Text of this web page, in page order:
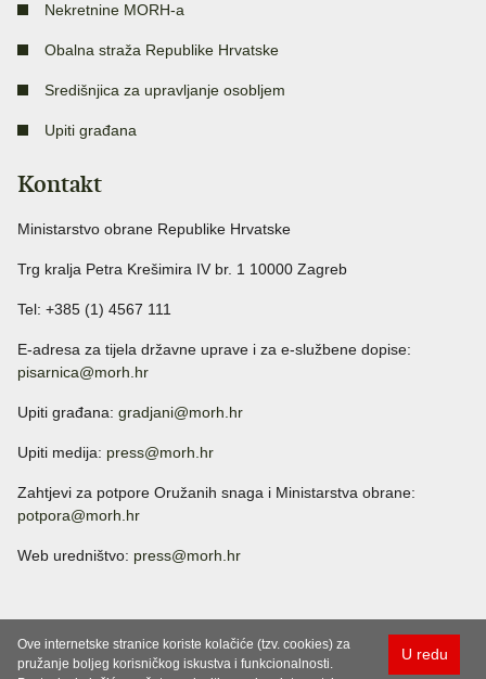
Nekretnine MORH-a
Obalna straža Republike Hrvatske
Središnjica za upravljanje osobljem
Upiti građana
Kontakt
Ministarstvo obrane Republike Hrvatske
Trg kralja Petra Krešimira IV br. 1 10000 Zagreb
Tel: +385 (1) 4567 111
E-adresa za tijela državne uprave i za e-službene dopise:
pisarnica@morh.hr
Upiti građana: gradjani@morh.hr
Upiti medija: press@morh.hr
Zahtjevi za potpore Oružanih snaga i Ministarstva obrane:
potpora@morh.hr
Web uredništvo: press@morh.hr
U redu
Ove internetske stranice koriste kolačiće (tzv. cookies) za
pružanje boljeg korisničkog iskustva i funkcionalnosti.